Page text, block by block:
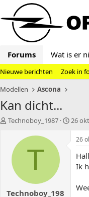
Forums Wat is er
Nieuwe berichten
Zoek in
Modellen
Ascona
Kan dicht...
T
r
Technoboy_1987
S
26
T
Technoboy_198
26
Ik